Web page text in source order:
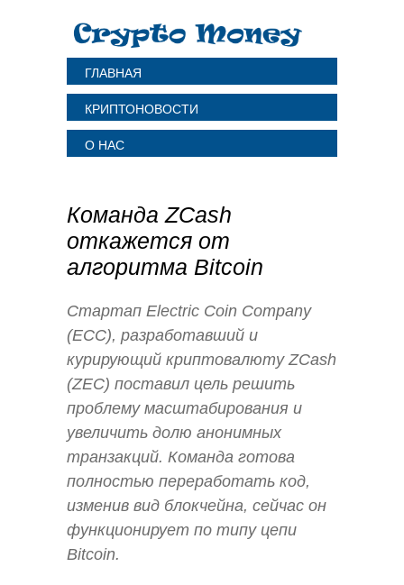
ГЛАВНАЯ
КРИПТОНОВОСТИ
О НАС
Команда ZCash
откажется от
алгоритма Bitcoin
Стартап Electric Coin Company
(ECC), разработавший и
курирующий криптовалюту ZCash
(ZEC) поставил цель решить
проблему масштабирования и
увеличить долю анонимных
транзакций. Команда готова
полностью переработать код,
изменив вид блокчейна, сейчас он
функционирует по типу цепи
Bitcoin.